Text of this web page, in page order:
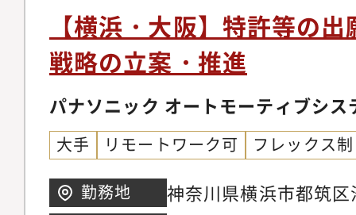
ション能力・交渉力
る●職場の雰囲気テレ
軟に選べる環境が整
関係にとらわれず意
があります。また、
す。●具体的な仕事
基盤構築 ・知財管理
に基づいた正確かつ
財業務プロセスの改
進2．知財部門の企
営に関する各種デー
わる業務プロセスの
【横浜・大阪】特許等の
戦略の立案・推進
パナソニック オートモーティブシス
大手 リモートワーク可 フレックス制
勤務地
神奈川県横浜市都筑